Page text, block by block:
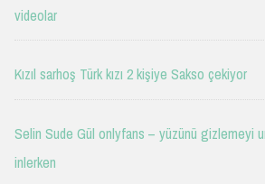
videolar
Kızıl sarhoş Türk kızı 2 kişiye Sakso çekiyor
Selin Sude Gül onlyfans – yüzünü gizlemeyi
inlerken